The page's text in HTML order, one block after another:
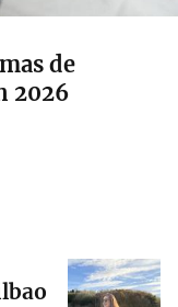
de
2026